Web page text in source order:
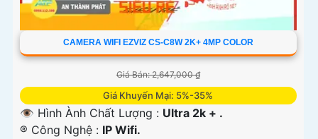
CAMERA WIFI EZVIZ CS-C8W 2K+ 4MP COLOR
Giá Bán: 2,647,000 ₫
Giá Khuyến Mại: 5%-35%
👁 Hình Ành Chất Lượng : Ultra 2k + .
®️ Công Nghệ : IP Wifi.